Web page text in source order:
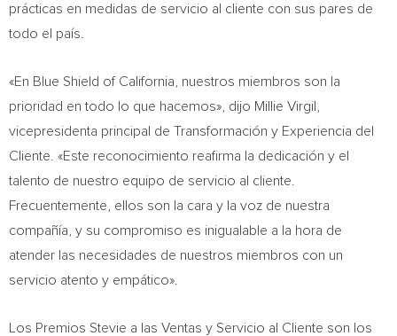
prácticas en medidas de servicio al cliente con sus pares de
todo el país.
«En Blue Shield of California , nuestros miembros son la
prioridad en todo lo que hacemos», dijo Millie Virgil
vicepresidenta principal de Transformación y Experiencia del
Cliente. «Este reconocimiento reafirma la dedicación y el
talento de nuestro equipo de servicio al cliente.
Frecuentemente, ellos son la cara y la voz de nuestra
compañía, y su compromiso es inigualable a la hora de
atender las necesidades de nuestros miembros con un
servicio atento y empático».
Los Premios Stevie a las Ventas y Servicio al Cliente son los